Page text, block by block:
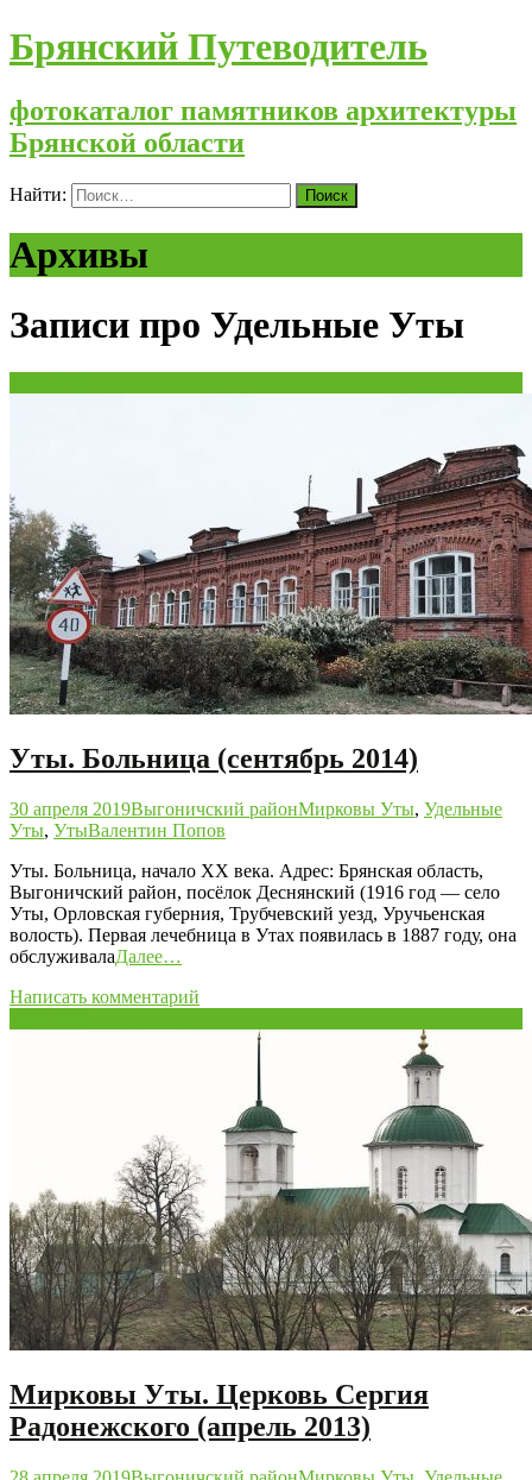
Брянский Путеводитель
фотокаталог памятников архитектуры
Брянской области
Найти:
Архивы
Записи про Удельные Уты
Уты. Больница (сентябрь 2014)
30 апреля 2019Выгоничский районМирковы Уты, Удельные
Уты, УтыВалентин Попов
Уты. Больница, начало XX века. Адрес: Брянская область,
Выгоничский район, посёлок Деснянский (1916 год — село
Уты, Орловская губерния, Трубчевский уезд, Уручьенская
волость). Первая лечебница в Утах появилась в 1887 году, она
обслуживалаДалее…
Написать комментарий
Мирковы Уты. Церковь Сергия
Радонежского (апрель 2013)